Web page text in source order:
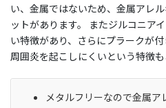
い、金属ではないため、金属アレ
ットがあります。 またジルコニア
い特徴があり、さらにプラークが
周囲炎を起こしにくいという特徴も
メタルフリーなので金属